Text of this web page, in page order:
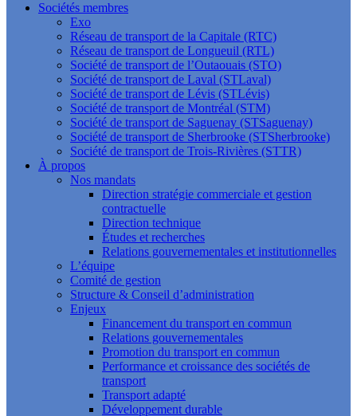
Sociétés membres
Exo
Réseau de transport de la Capitale (RTC)
Réseau de transport de Longueuil (RTL)
Société de transport de l’Outaouais (STO)
Société de transport de Laval (STLaval)
Société de transport de Lévis (STLévis)
Société de transport de Montréal (STM)
Société de transport de Saguenay (STSaguenay)
Société de transport de Sherbrooke (STSherbrooke)
Société de transport de Trois-Rivières (STTR)
À propos
Nos mandats
Direction stratégie commerciale et gestion
contractuelle
Direction technique
Études et recherches
Relations gouvernementales et institutionnelles
L’équipe
Comité de gestion
Structure & Conseil d’administration
Enjeux
Financement du transport en commun
Relations gouvernementales
Promotion du transport en commun
Performance et croissance des sociétés de
transport
Transport adapté
Développement durable